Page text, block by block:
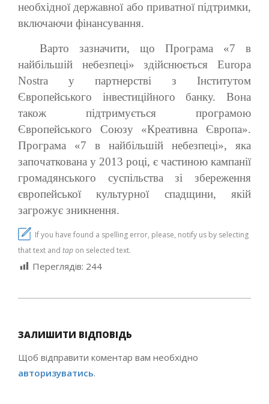
необхідної державної або приватної підтримки,
включаючи фінансування.
Варто зазначити, що Програма «7 в
найбільшій небезпеці» здійснюється Europa
Nostra у партнерстві з Інститутом
Європейського інвестиційного банку. Вона
також підтримується програмою
Європейського Союзу «Креативна Європа».
Програма «7 в найбільшій небезпеці», яка
започаткована у 2013 році, є частиною кампанії
громадянського суспільства зі збереження
європейської культурної спадщини, якій
загрожує зникнення.
If you have found a spelling error, please, notify us by selecting
that text and tap on selected text.
Переглядів: 244
14
ЗАЛИШИТИ ВІДПОВІДЬ
Щоб відправити коментар вам необхідно
авторизуватись.